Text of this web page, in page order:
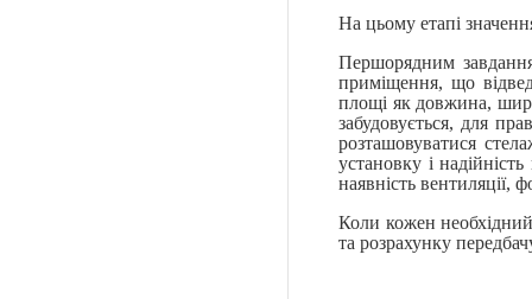
На цьому етапі
Першорядним
приміщення, що
площі як довжина,
забудовується, для
розташовуватися
установку і
наявність вентиляції,
Коли кожен
та розрахунку